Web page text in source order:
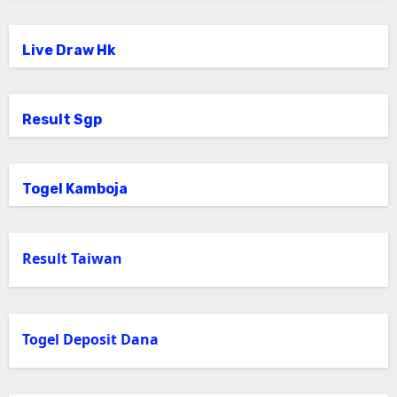
Live Draw Hk
Result Sgp
Togel Kamboja
Result Taiwan
Togel Deposit Dana